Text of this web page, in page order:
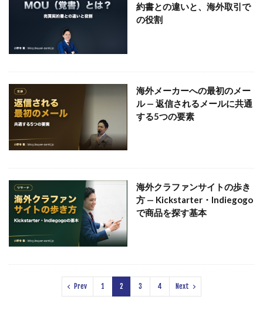
約書との違いと、海外取引で
の役割
海外メーカーへの最初のメー
ル — 返信されるメールに共通
する5つの要素
海外クラファンサイトの歩き
方 — Kickstarter・Indiegogo
で商品を探す基本
Prev 1 2 3 4 Next